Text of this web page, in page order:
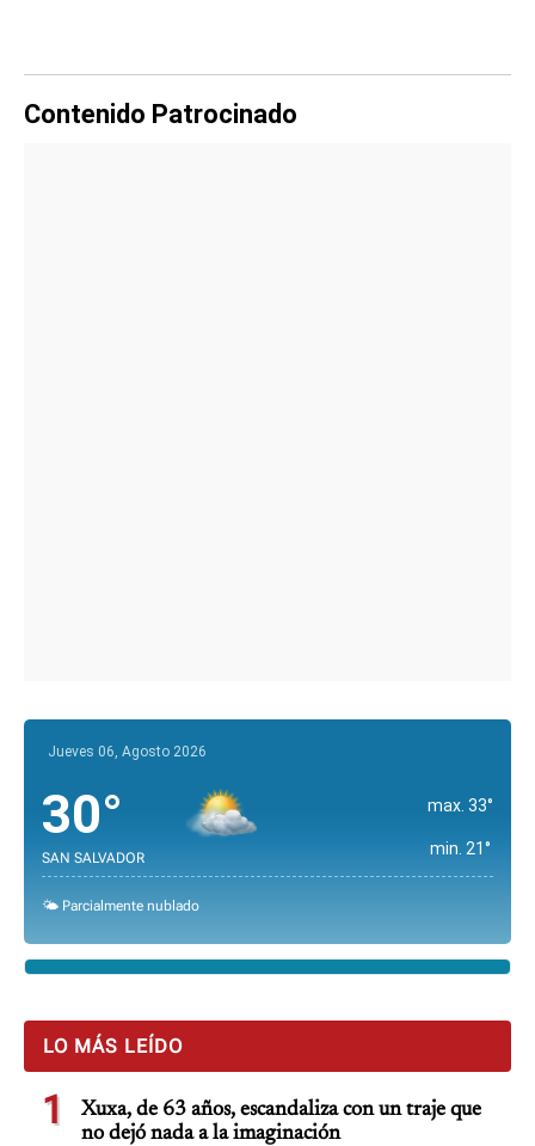
Contenido Patrocinado
Jueves 06, Agosto 2026
30°
SAN SALVADOR
max. 33°
min. 21°
🌤️ Parcialmente nublado
LO MÁS LEÍDO
1
Xuxa, de 63 años, escandaliza con un traje que
no dejó nada a la imaginación